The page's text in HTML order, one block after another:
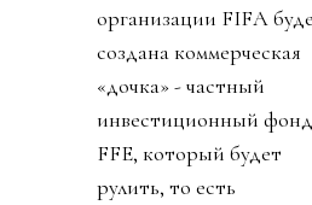
Источник изображения
@fifaworldcup